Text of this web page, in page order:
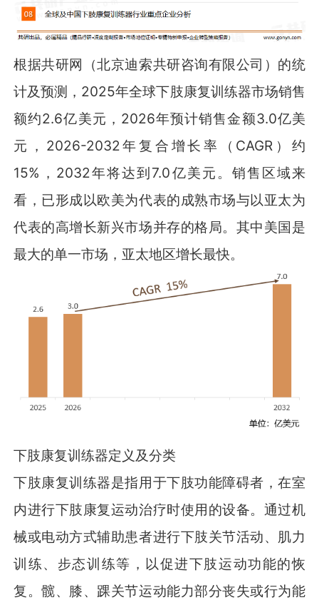
根据共研网（北京迪索共研咨询有限公司）的统
计及预测，2025年全球下肢康复训练器市场销售
额约2.6亿美元，2026年预计销售金额3.0亿美
元，2026-2032年复合增长率（CAGR）约
15%，2032年将达到7.0亿美元。销售区域来
看，已形成以欧美为代表的成熟市场与以亚太为
代表的高增长新兴市场并存的格局。其中美国是
最大的单一市场，亚太地区增长最快。
下肢康复训练器定义及分类
下肢康复训练器是指用于下肢功能障碍者，在室
内进行下肢康复运动治疗时使用的设备。通过机
械或电动方式辅助患者进行下肢关节活动、肌力
训练、步态训练等，以促进下肢运动功能的恢
复。髋、膝、踝关节运动能力部分丧失或行为能